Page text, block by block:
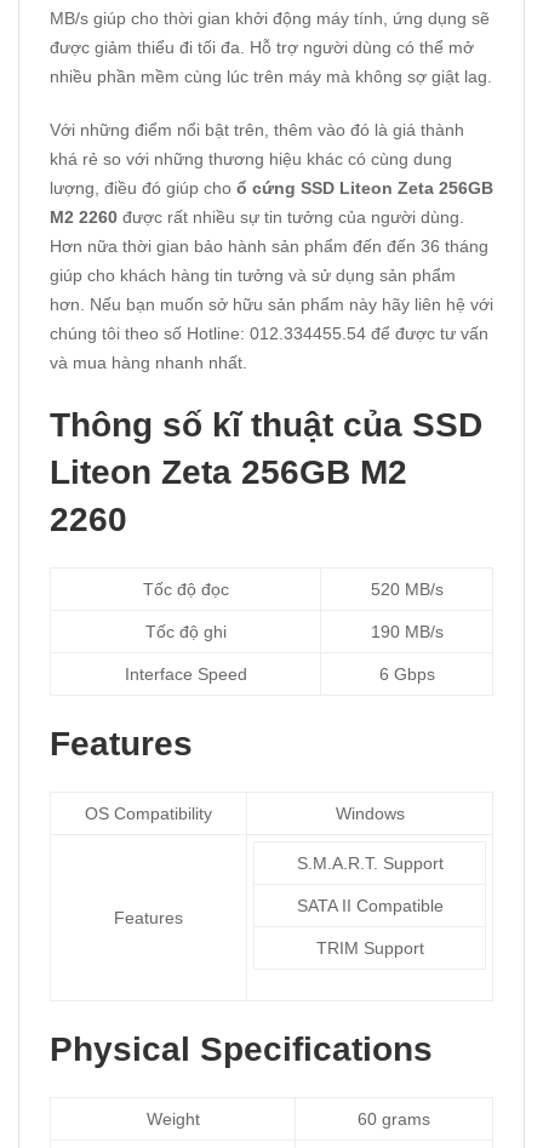
MB/s giúp cho thời gian khởi động máy tính, ứng dụng sẽ
được giảm thiểu đi tối đa. Hỗ trợ người dùng có thể mở
nhiều phần mềm cùng lúc trên máy mà không sợ giật lag.
Với những điểm nổi bật trên, thêm vào đó là giá thành
khá rẻ so với những thương hiệu khác có cùng dung
lượng, điều đó giúp cho ổ cứng SSD Liteon Zeta 256GB
M2 2260 được rất nhiều sự tin tưởng của người dùng.
Hơn nữa thời gian bảo hành sản phẩm đến đến 36 tháng
giúp cho khách hàng tin tưởng và sử dụng sản phẩm
hơn. Nếu bạn muốn sở hữu sản phẩm này hãy liên hệ với
chúng tôi theo số Hotline: 012.334455.54 để được tư vấn
và mua hàng nhanh nhất.
Thông số kĩ thuật của SSD
Liteon Zeta 256GB M2
2260
Tốc độ đọc 520 MB/s
Tốc độ ghi 190 MB/s
Interface Speed 6 Gbps
Features
OS Compatibility Windows
Features
S.M.A.R.T. Support
SATA II Compatible
TRIM Support
Physical Specifications
Weight 60 grams